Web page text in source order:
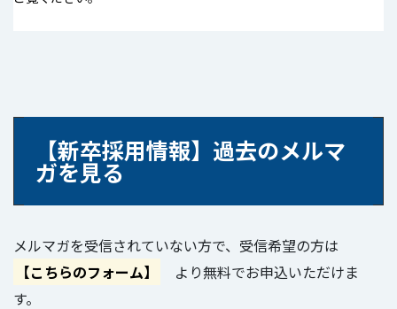
【新卒採用情報】過去のメルマ
ガを見る
メルマガを受信されていない方で、受信希望の方は
【こちらのフォーム】
より無料でお申込いただけま
す。